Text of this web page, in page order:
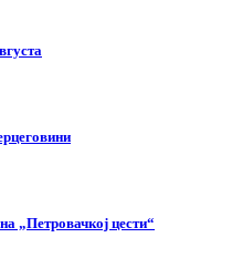
„Петровачкој цести“